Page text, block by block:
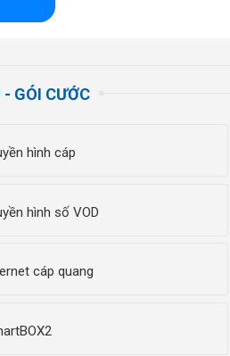
- GÓI CƯỚC
hình cáp
hình số VOD
cáp quang